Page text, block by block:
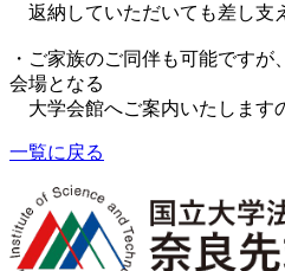
返納していただいても差し支
・ご家族のご同伴も可能ですが
会場となる
大学会館へご案内いたします
一覧に戻る